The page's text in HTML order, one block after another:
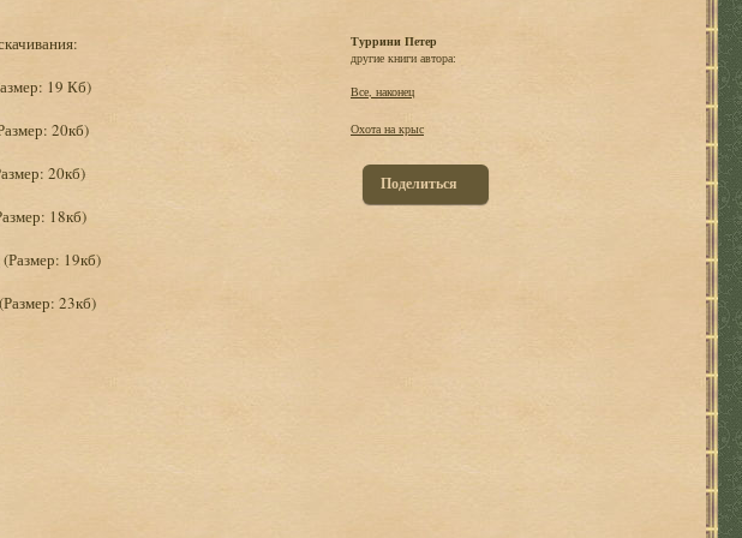
19 Кб)
20кб)
20кб)
18кб)
(Размер: 19кб)
(Размер: 23кб)
Туррини Петер
другие книги автора:
Все, наконец
Охота на крыс
Поделиться